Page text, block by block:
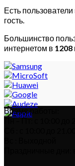
Есть пользователи
гость.
Большинство
интернетом в 1208
Время работы:
Пн – Пт: с 10:00 до